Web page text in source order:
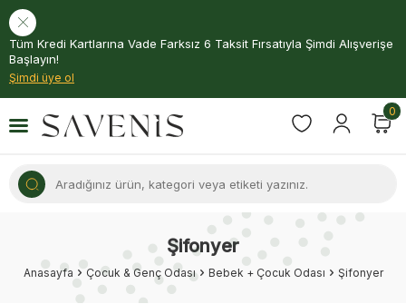
Tüm Kredi Kartlarına Vade Farksız 6 Taksit Fırsatıyla Şimdi Alışverişe
Başlayın!
Şimdi üye ol
0
Şifonyer
Anasayfa Çocuk & Genç Odası Bebek + Çocuk Odası Şifonyer